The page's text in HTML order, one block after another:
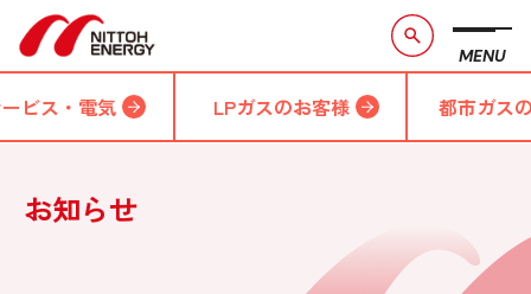
MENU
ビス・電気 LPガスのお客様 都市ガス
お知らせ